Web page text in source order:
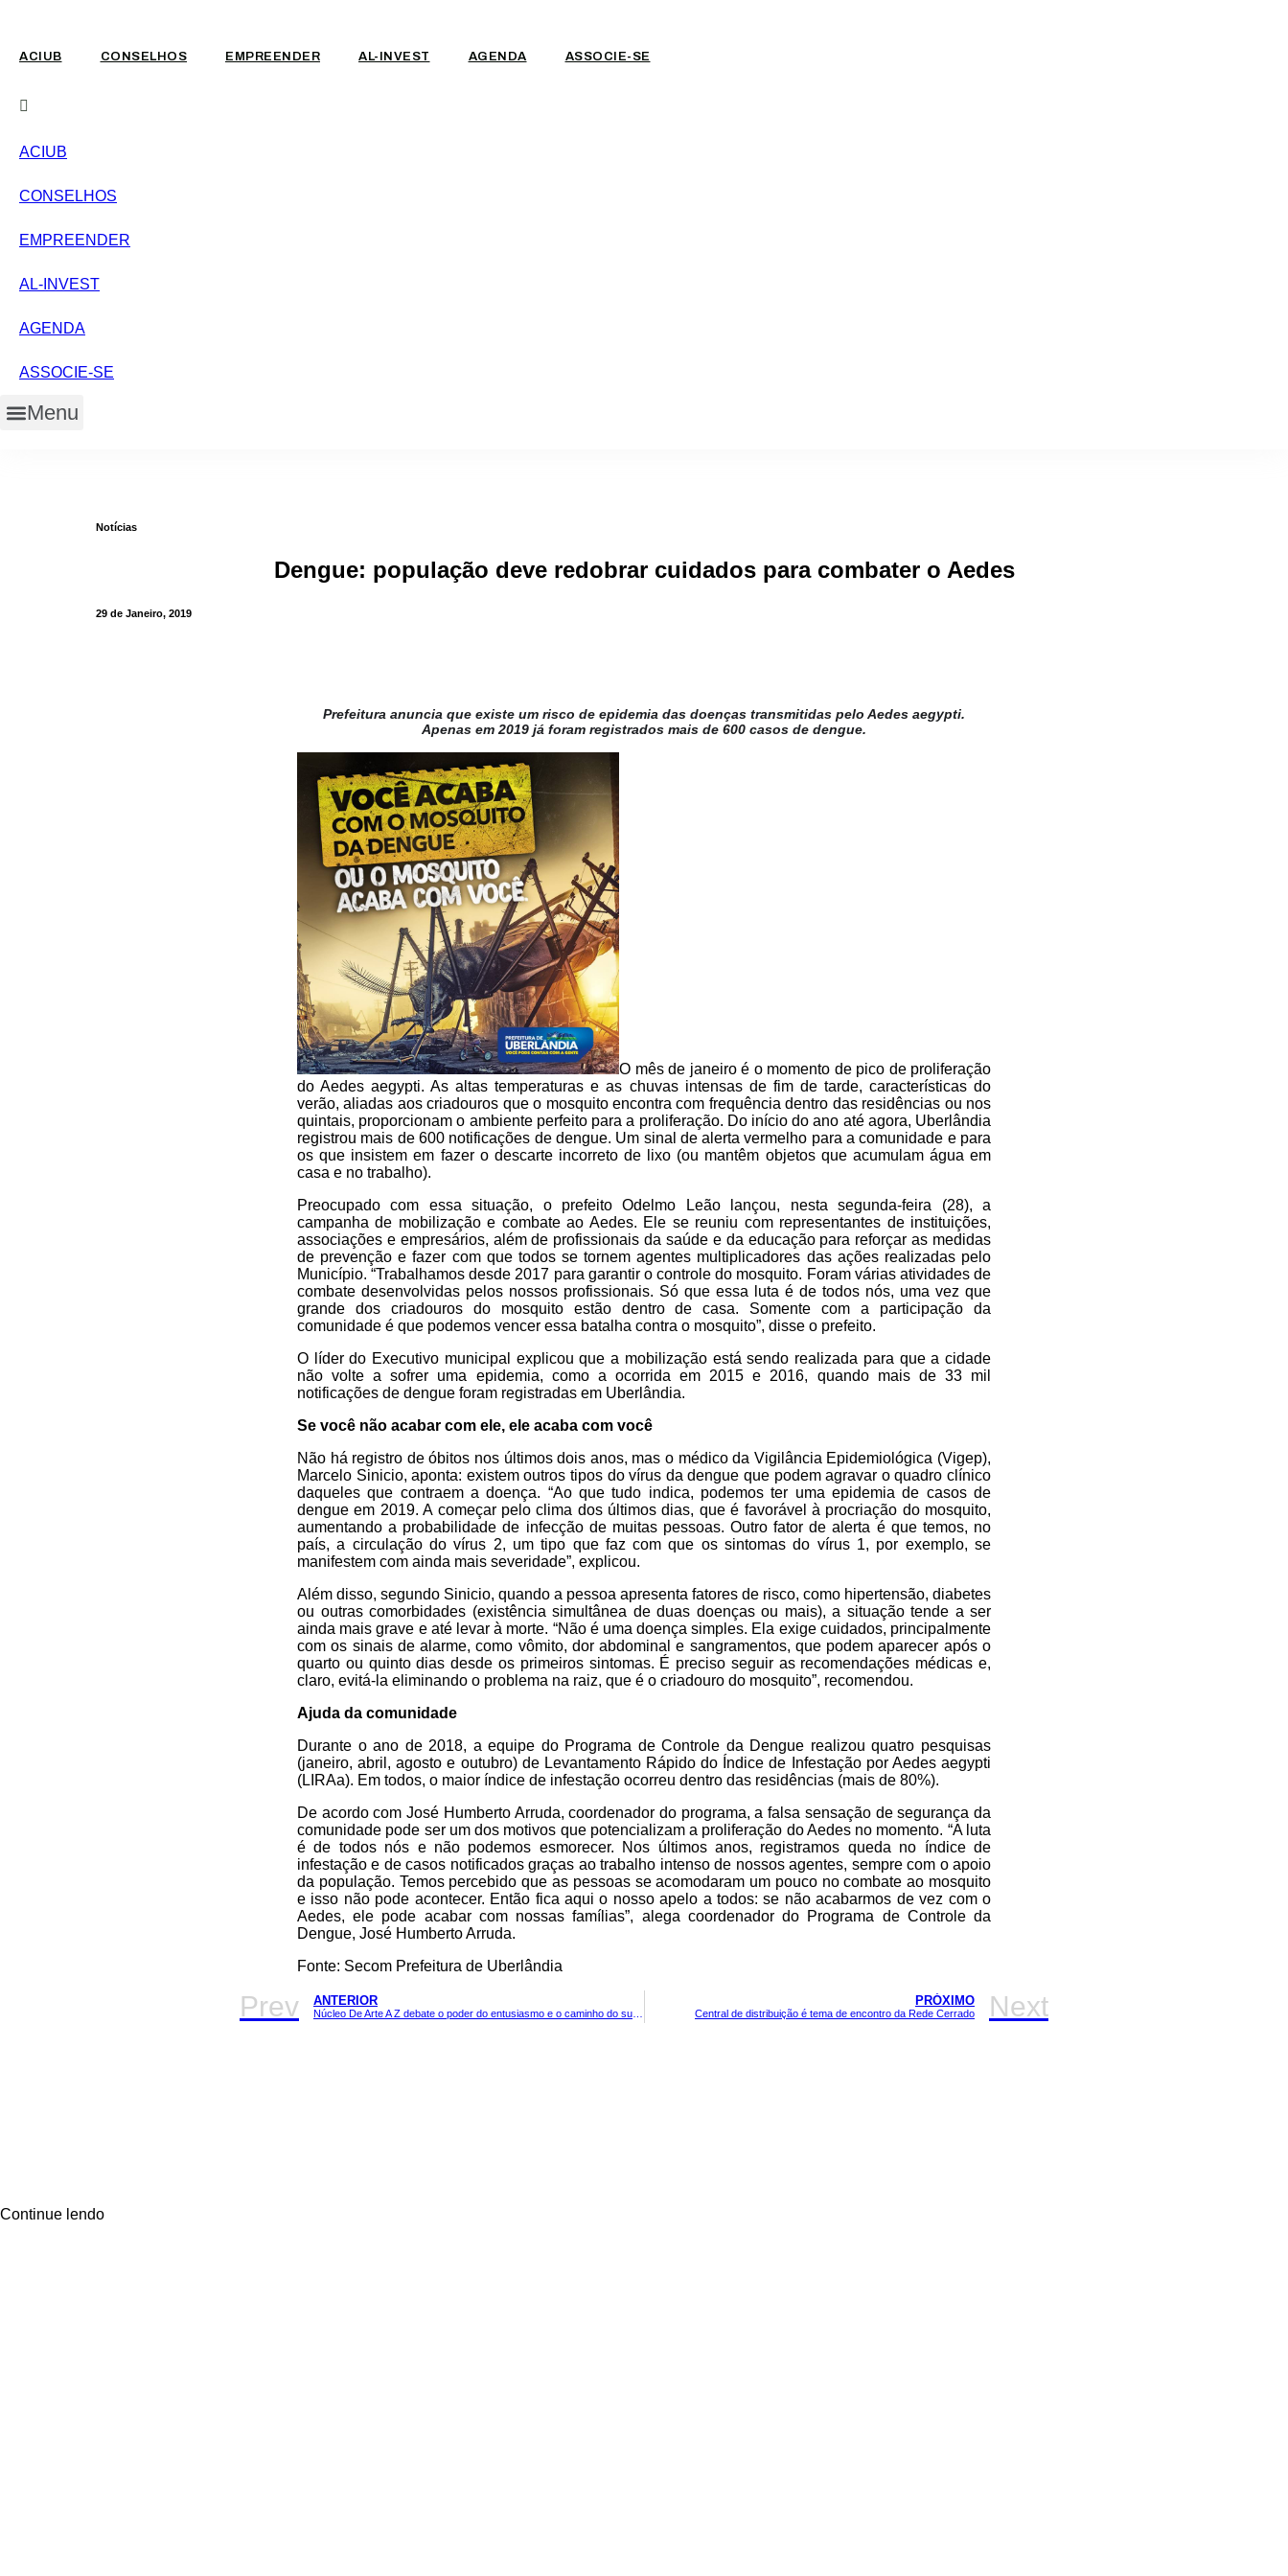
conteúdo
ACIUB CONSELHOS EMPREENDER AL-INVEST AGENDA ASSOCIE-SE
ACIUB
CONSELHOS
EMPREENDER
AL-INVEST
AGENDA
ASSOCIE-SE
Menu
Notícias
Dengue: população deve redobrar cuidados para combater o Aedes
29 de Janeiro, 2019
Prefeitura anuncia que existe um risco de epidemia das doenças transmitidas pelo Aedes aegypti.
Apenas em 2019 já foram registrados mais de 600 casos de dengue.
O mês de janeiro é o momento de pico de proliferação
do Aedes aegypti. As altas temperaturas e as chuvas intensas de fim de tarde, características do
verão, aliadas aos criadouros que o mosquito encontra com frequência dentro das residências ou nos
quintais, proporcionam o ambiente perfeito para a proliferação. Do início do ano até agora, Uberlândia
registrou mais de 600 notificações de dengue. Um sinal de alerta vermelho para a comunidade e para
os que insistem em fazer o descarte incorreto de lixo (ou mantêm objetos que acumulam água em
casa e no trabalho).
Preocupado com essa situação, o prefeito Odelmo Leão lançou, nesta segunda-feira (28), a
campanha de mobilização e combate ao Aedes. Ele se reuniu com representantes de instituições,
associações e empresários, além de profissionais da saúde e da educação para reforçar as medidas
de prevenção e fazer com que todos se tornem agentes multiplicadores das ações realizadas pelo
Município. “Trabalhamos desde 2017 para garantir o controle do mosquito. Foram várias atividades de
combate desenvolvidas pelos nossos profissionais. Só que essa luta é de todos nós, uma vez que
grande dos criadouros do mosquito estão dentro de casa. Somente com a participação da
comunidade é que podemos vencer essa batalha contra o mosquito”, disse o prefeito.
O líder do Executivo municipal explicou que a mobilização está sendo realizada para que a cidade
não volte a sofrer uma epidemia, como a ocorrida em 2015 e 2016, quando mais de 33 mil
notificações de dengue foram registradas em Uberlândia.
Se você não acabar com ele, ele acaba com você
Não há registro de óbitos nos últimos dois anos, mas o médico da Vigilância Epidemiológica (Vigep),
Marcelo Sinicio, aponta: existem outros tipos do vírus da dengue que podem agravar o quadro clínico
daqueles que contraem a doença. “Ao que tudo indica, podemos ter uma epidemia de casos de
dengue em 2019. A começar pelo clima dos últimos dias, que é favorável à procriação do mosquito,
aumentando a probabilidade de infecção de muitas pessoas. Outro fator de alerta é que temos, no
país, a circulação do vírus 2, um tipo que faz com que os sintomas do vírus 1, por exemplo, se
manifestem com ainda mais severidade”, explicou.
Além disso, segundo Sinicio, quando a pessoa apresenta fatores de risco, como hipertensão, diabetes
ou outras comorbidades (existência simultânea de duas doenças ou mais), a situação tende a ser
ainda mais grave e até levar à morte. “Não é uma doença simples. Ela exige cuidados, principalmente
com os sinais de alarme, como vômito, dor abdominal e sangramentos, que podem aparecer após o
quarto ou quinto dias desde os primeiros sintomas. É preciso seguir as recomendações médicas e,
claro, evitá-la eliminando o problema na raiz, que é o criadouro do mosquito”, recomendou.
Ajuda da comunidade
Durante o ano de 2018, a equipe do Programa de Controle da Dengue realizou quatro pesquisas
(janeiro, abril, agosto e outubro) de Levantamento Rápido do Índice de Infestação por Aedes aegypti
(LIRAa). Em todos, o maior índice de infestação ocorreu dentro das residências (mais de 80%).
De acordo com José Humberto Arruda, coordenador do programa, a falsa sensação de segurança da
comunidade pode ser um dos motivos que potencializam a proliferação do Aedes no momento. “A luta
é de todos nós e não podemos esmorecer. Nos últimos anos, registramos queda no índice de
infestação e de casos notificados graças ao trabalho intenso de nossos agentes, sempre com o apoio
da população. Temos percebido que as pessoas se acomodaram um pouco no combate ao mosquito
e isso não pode acontecer. Então fica aqui o nosso apelo a todos: se não acabarmos de vez com o
Aedes, ele pode acabar com nossas famílias”, alega coordenador do Programa de Controle da
Dengue, José Humberto Arruda.
Fonte: Secom Prefeitura de Uberlândia
Prev ANTERIOR PRÓXIMO
Central de distribuição é tema de encontro da Rede Cerrado Next
Continue lendo